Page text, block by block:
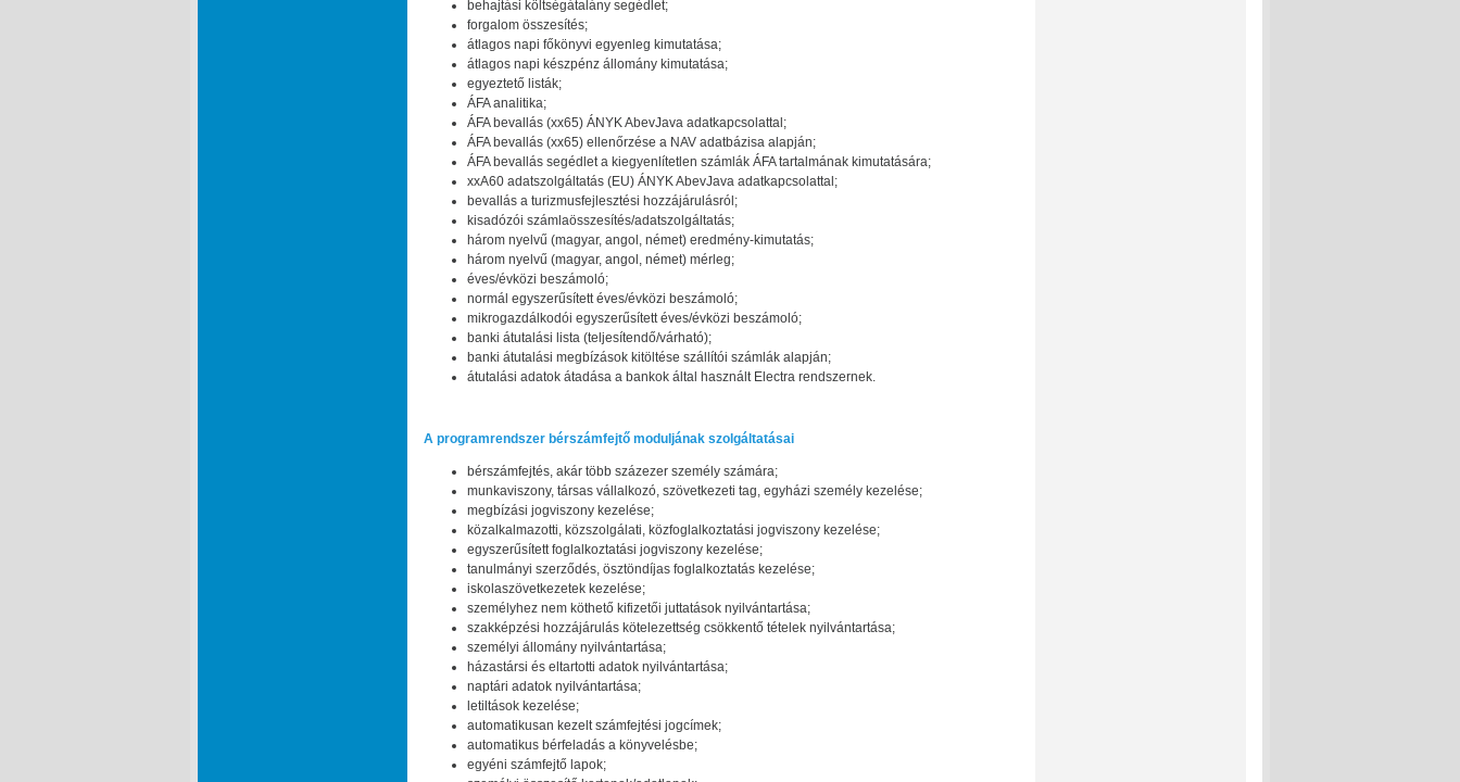
behajtási költségátalány segédlet;
forgalom összesítés;
átlagos napi főkönyvi egyenleg kimutatása;
átlagos napi készpénz állomány kimutatása;
egyeztető listák;
ÁFA analitika;
ÁFA bevallás (xx65) ÁNYK AbevJava adatkapcsolattal;
ÁFA bevallás (xx65) ellenőrzése a NAV adatbázisa alapján;
ÁFA bevallás segédlet a kiegyenlítetlen számlák ÁFA tartalmának kimutatására;
xxA60 adatszolgáltatás (EU) ÁNYK AbevJava adatkapcsolattal;
bevallás a turizmusfejlesztési hozzájárulásról;
kisadózói számlaösszesítés/adatszolgáltatás;
három nyelvű (magyar, angol, német) eredmény-kimutatás;
három nyelvű (magyar, angol, német) mérleg;
éves/évközi beszámoló;
normál egyszerűsített éves/évközi beszámoló;
mikrogazdálkodói egyszerűsített éves/évközi beszámoló;
banki átutalási lista (teljesítendő/várható);
banki átutalási megbízások kitöltése szállítói számlák alapján;
átutalási adatok átadása a bankok által használt Electra rendszernek.
A programrendszer bérszámfejtő moduljának szolgáltatásai
bérszámfejtés, akár több százezer személy számára;
munkaviszony, társas vállalkozó, szövetkezeti tag, egyházi személy kezelése;
megbízási jogviszony kezelése;
közalkalmazotti, közszolgálati, közfoglalkoztatási jogviszony kezelése;
egyszerűsített foglalkoztatási jogviszony kezelése;
tanulmányi szerződés, ösztöndíjas foglalkoztatás kezelése;
iskolaszövetkezetek kezelése;
személyhez nem köthető kifizetői juttatások nyilvántartása;
szakképzési hozzájárulás kötelezettség csökkentő tételek nyilvántartása;
személyi állomány nyilvántartása;
házastársi és eltartotti adatok nyilvántartása;
naptári adatok nyilvántartása;
letiltások kezelése;
automatikusan kezelt számfejtési jogcímek;
automatikus bérfeladás a könyvelésbe;
egyéni számfejtő lapok;